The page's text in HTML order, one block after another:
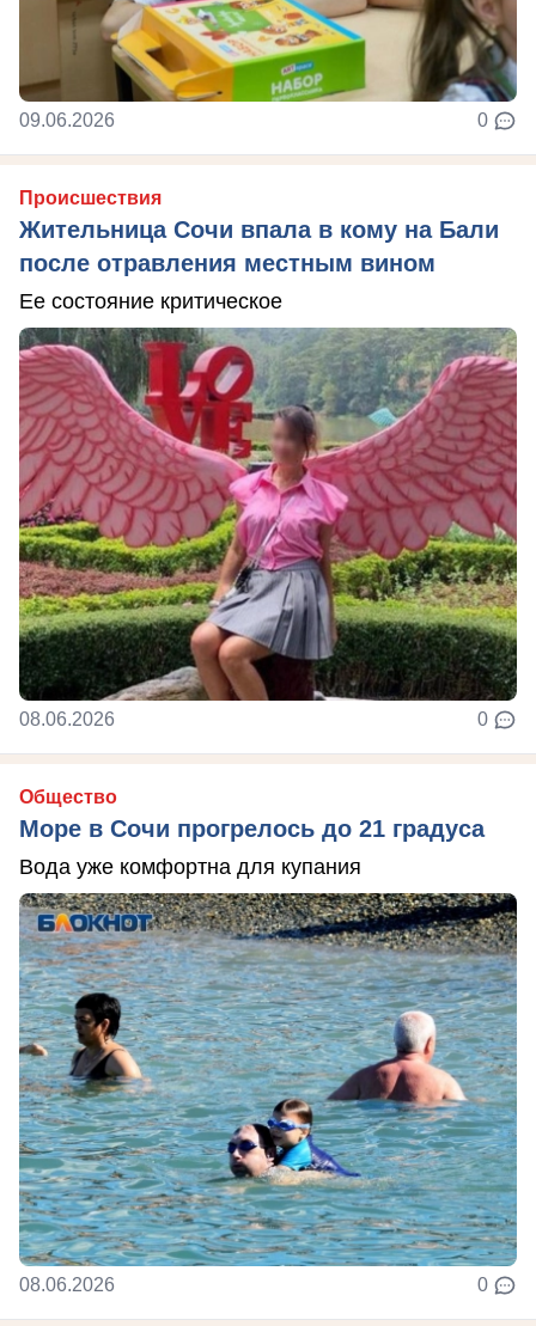
09.06.2026 0
Происшествия
Жительница Сочи впала в кому на Бали
после отравления местным вином
Ее состояние критическое
08.06.2026 0
Общество
Море в Сочи прогрелось до 21 градуса
Вода уже комфортна для купания
08.06.2026 0